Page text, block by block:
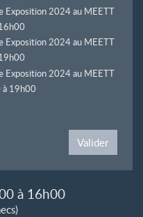
Exposition 2024 au MEETT
Exposition 2024 au MEETT
Exposition 2024 au MEETT
19h00
Valider
à 16h00